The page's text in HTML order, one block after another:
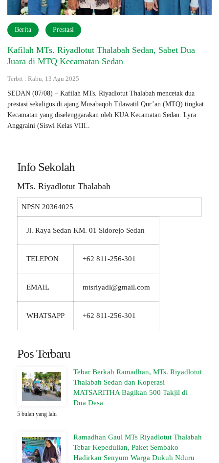
Berita Prestasi
Kafilah MTs. Riyadlotut Thalabah Sedan, Sabet Dua
Juara di MTQ Kecamatan Sedan
Terbit : Rabu, 13 Agu 2025
SEDAN (07/08) – Kafilah MTs. Riyadlotut Thalabah mencetak dua
prestasi sekaligus di ajang Musabaqoh Tilawatil Qur’an (MTQ) tingkat
Kecamatan yang diselenggarakan oleh KUA Kecamatan Sedan. Lyra
Anggraini (Siswi Kelas VIII..
Info Sekolah
MTs. Riyadlotut Thalabah
NPSN 20364025
Jl. Raya Sedan KM. 01 Sidorejo Sedan
TELEPON +62 811-256-301
EMAIL mtsriyadl@gmail.com
WHATSAPP +62 811-256-301
Pos Terbaru
Tebar Berkah Ramadhan, MTs. Riyadlotut
Thalabah Sedan dan Koperasi
MATSARITHA Bagikan 500 Takjil di
Dua Desa
5 bulan yang lalu
Ramadhan Gaul MTs Riyadlotut Thalabah
Tebar Kepedulian, Paket Sembako
Hadirkan Senyum Warga Dukuh Nduru